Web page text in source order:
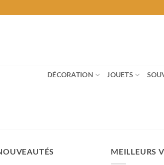
DÉCORATION JOUETS
MEILLEURS